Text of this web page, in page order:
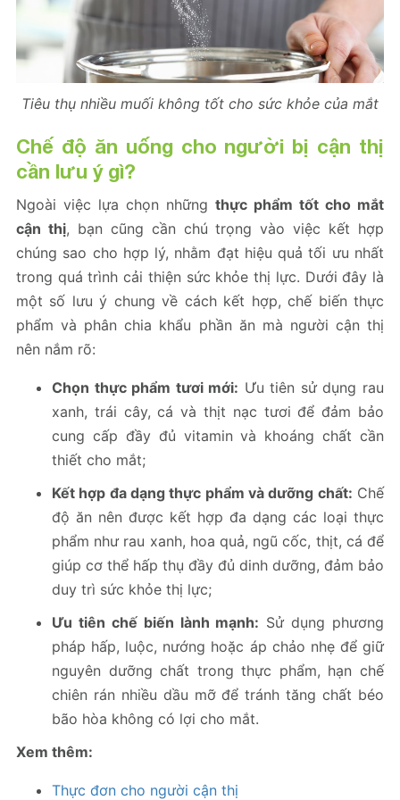
Tiêu thụ nhiều muối không tốt cho sức khỏe của mắt
Chế độ ăn uống cho người bị cận thị
cần lưu ý gì?
Ngoài việc lựa chọn những thực phẩm tốt cho mắt
cận thị, bạn cũng cần chú trọng vào việc kết hợp
chúng sao cho hợp lý, nhằm đạt hiệu quả tối ưu nhất
trong quá trình cải thiện sức khỏe thị lực. Dưới đây là
một số lưu ý chung về cách kết hợp, chế biến thực
phẩm và phân chia khẩu phần ăn mà người cận thị
nên nắm rõ:
Chọn thực phẩm tươi mới: Ưu tiên sử dụng rau
xanh, trái cây, cá và thịt nạc tươi để đảm bảo
cung cấp đầy đủ vitamin và khoáng chất cần
thiết cho mắt;
Kết hợp đa dạng thực phẩm và dưỡng chất: Chế
độ ăn nên được kết hợp đa dạng các loại thực
phẩm như rau xanh, hoa quả, ngũ cốc, thịt, cá để
giúp cơ thể hấp thụ đầy đủ dinh dưỡng, đảm bảo
duy trì sức khỏe thị lực;
Ưu tiên chế biến lành mạnh: Sử dụng phương
pháp hấp, luộc, nướng hoặc áp chảo nhẹ để giữ
nguyên dưỡng chất trong thực phẩm, hạn chế
chiên rán nhiều dầu mỡ để tránh tăng chất béo
bão hòa không có lợi cho mắt.
Xem thêm:
Thực đơn cho người cận thị